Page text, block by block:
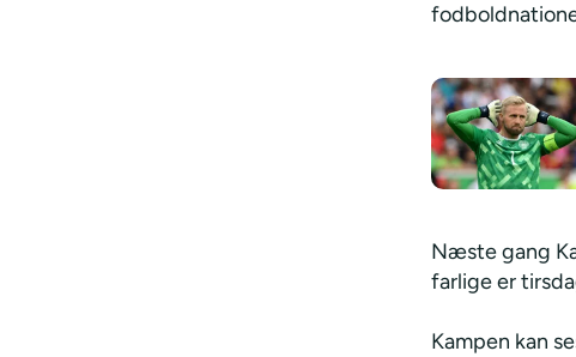
Næste gang
farlige er
Kampen kan